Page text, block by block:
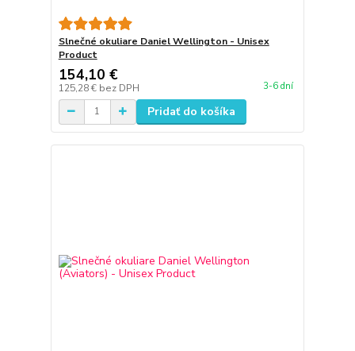
Slnečné okuliare Daniel Wellington - Unisex
Product
154,10 €
125,28 € bez DPH 3-6 dní
Pridať do košíka